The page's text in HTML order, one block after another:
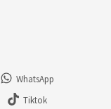
WhatsApp
Tiktok